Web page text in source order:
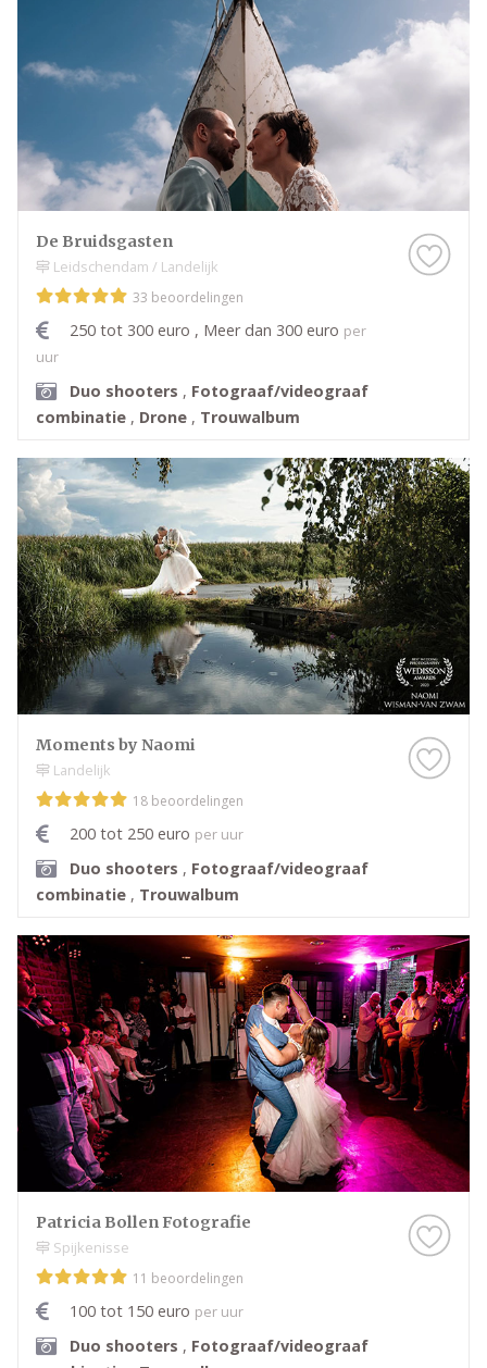
De Bruidsgasten
Leidschendam / Landelijk
33 beoordelingen
250 tot 300 euro , Meer dan 300 euro per
uur
Duo shooters , Fotograaf/videograaf
combinatie , Drone , Trouwalbum
Moments by Naomi
Landelijk
18 beoordelingen
200 tot 250 euro per uur
Duo shooters , Fotograaf/videograaf
combinatie , Trouwalbum
Patricia Bollen Fotografie
Spijkenisse
11 beoordelingen
100 tot 150 euro per uur
Duo shooters , Fotograaf/videograaf